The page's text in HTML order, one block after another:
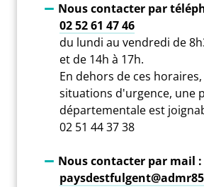
Nous contacter par
02 52 61 47 46
du lundi au vendredi de
et de 14h à 17h.
En dehors de ces
situations d'urgence, une
départementale est
02 51 44 37 38
Nous contacter par mail :